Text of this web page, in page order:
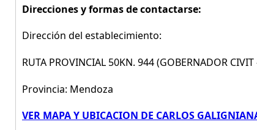
Direcciones y formas de contactarse:
Dirección del establecimiento:
RUTA PROVINCIAL 50KN. 944 (GOBERNADOR
Provincia: Mendoza
VER MAPA Y UBICACION DE CARLOS